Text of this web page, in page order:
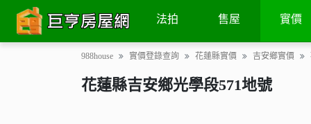
法拍 售屋 實價
988house 實價登錄查詢 花蓮縣實價 吉安鄉實價
土地 交易次數 地圖街景
花蓮縣吉安鄉光學段571地號